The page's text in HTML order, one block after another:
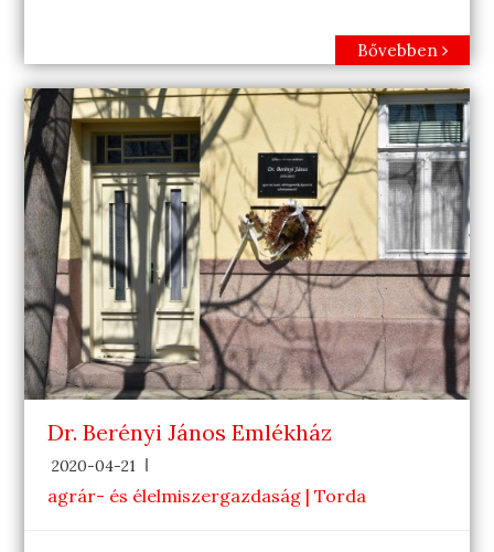
Bővebben
Dr. Berényi János Emlékház
2020-04-21
agrár- és élelmiszergazdaság | Torda